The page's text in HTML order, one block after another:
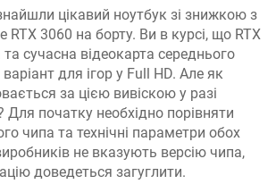
цікавий ноутбук зі знижкою з
RTX 3060 на борту. Ви в курсі, що RTX
сучасна відеокарта середнього
варіант для ігор у Full HD. Але як
за цією вивіскою у разі
Для початку необхідно порівняти
чипа та технічні параметри обох
не вказують версію чипа,
доведеться загуглити.